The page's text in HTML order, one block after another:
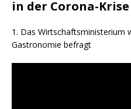
in der Corona-Krise
1. Das Wirtschaftsministerium
Gastronomie befragt